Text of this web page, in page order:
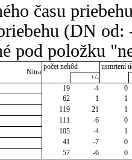
času
(DN
pod položku
Nitra
počet nehôd
usmrtení
+/-
19 -4
0
62 1
1
119 21
1
111 -6
0
105 -4
1
41 -7
0
57 -6 0